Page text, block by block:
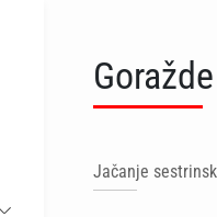
Goražde
Jačanje